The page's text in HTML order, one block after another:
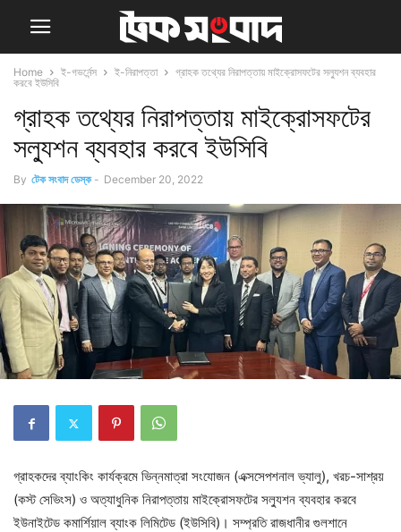
Home ই-গভর্নেন্স ই-নিরাপত্তা
গ্রাহক তথ্যের নিরাপত্তায় মাইক্রোসফটের সল্যুশন ব্যবহার
করবে ইউসিবি
গ্রাহক তথ্যের নিরাপত্তায় মাইক্রোসফটের
সল্যুশন ব্যবহার করবে ইউসিবি
By টেক সংবাদ ডেস্ক - December 20, 2022
গ্রাহকদের ব্যাংকিং কার্যক্রমে ভিন্নমাত্রা সংযোজন (এক্সসেপশনাল ভ্যালু), খরচ-সাশ্রয়
(কস্ট সেভিংস) ও অত্যাধুনিক নিরাপত্তায় মাইক্রোসফটের সল্যুশন ব্যবহার করবে
ইউনাইটেড কমার্শিয়াল ব্যাংক লিমিটেড (ইউসিবি)। সম্প্রতি রাজধানীর গুলশানে